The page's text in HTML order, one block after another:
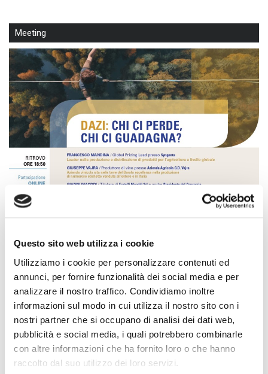
Questo sito web utilizza i cookie
Utilizziamo i cookie per personalizzare contenuti ed
annunci, per fornire funzionalità dei social media e per
analizzare il nostro traffico. Condividiamo inoltre
informazioni sul modo in cui utilizza il nostro sito con i
nostri partner che si occupano di analisi dei dati web,
pubblicità e social media, i quali potrebbero combinarle
con altre informazioni che ha fornito loro o che hanno
raccolto dal suo utilizzo dei loro servizi.
Meeting
IL GUSTO DEL QUOTIDIANO NEL LAVORO ATTRAVERSO...
IL GRANO E IL PANE: L'AGRICOLTURA E' IN GRADO DI PRODURRE...
Forum